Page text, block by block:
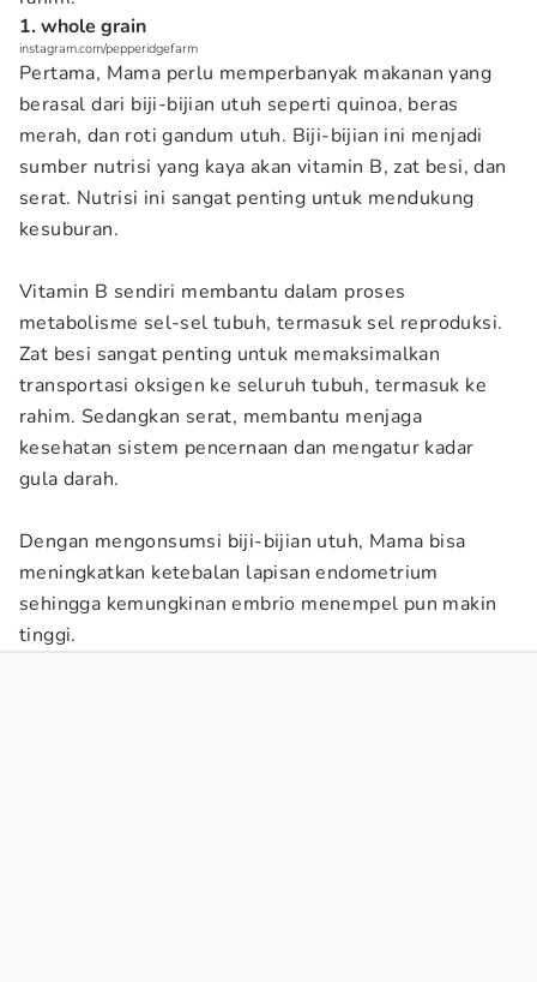
1. whole grain
instagram.com/pepperidgefarm
Pertama, Mama perlu memperbanyak makanan yang
berasal dari biji-bijian utuh seperti quinoa, beras
merah, dan roti gandum utuh. Biji-bijian ini menjadi
sumber nutrisi yang kaya akan vitamin B, zat besi, dan
serat. Nutrisi ini sangat penting untuk mendukung
kesuburan.
Vitamin B sendiri membantu dalam proses
metabolisme sel-sel tubuh, termasuk sel reproduksi.
Zat besi sangat penting untuk memaksimalkan
transportasi oksigen ke seluruh tubuh, termasuk ke
rahim. Sedangkan serat, membantu menjaga
kesehatan sistem pencernaan dan mengatur kadar
gula darah.
Dengan mengonsumsi biji-bijian utuh, Mama bisa
meningkatkan ketebalan lapisan endometrium
sehingga kemungkinan embrio menempel pun makin
tinggi.